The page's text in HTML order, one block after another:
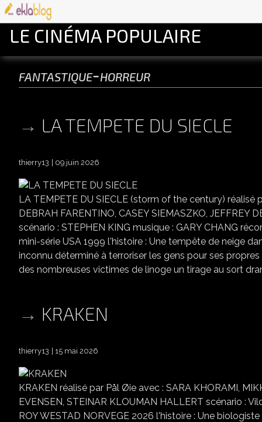
LE CINÉMA POPULAIRE
fantastique-horreur
LA TEMPETE DU SIECLE
thierry13 09 juin 2026
LA TEMPETE DU SIECLE (storm of the century) réalisé
DEBRAH FARENTINO, CASEY SIEMASZKO, JEFFREY
scénario : STEPHEN KING musique : GARY CHANG
mini-série USA 1999 l'histoire : Une tempête de neige
inconnu déterminé à terroriser les gens pour ses
des nombreuses victimes de linoge un tirage au sort
KRAKEN
thierry13 15 mai 2026
KRAKEN réalisé par Pål Øie avec : SARA KHORAMI,
EVENSEN, STEINAR KLOUMAN HALLERT scénario :
ROY WESTAD NORVEGE 2026 l'histoire : Une